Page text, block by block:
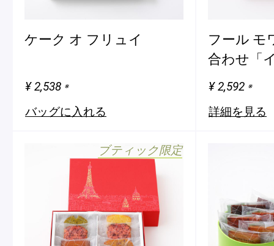
ショッピングバッグ
ケーク オ フリュイ
¥ 2,538 ※
バッグに入れる
フール モ
合わせ「
¥ 2,592 ※
詳細を見る
ブティック限定